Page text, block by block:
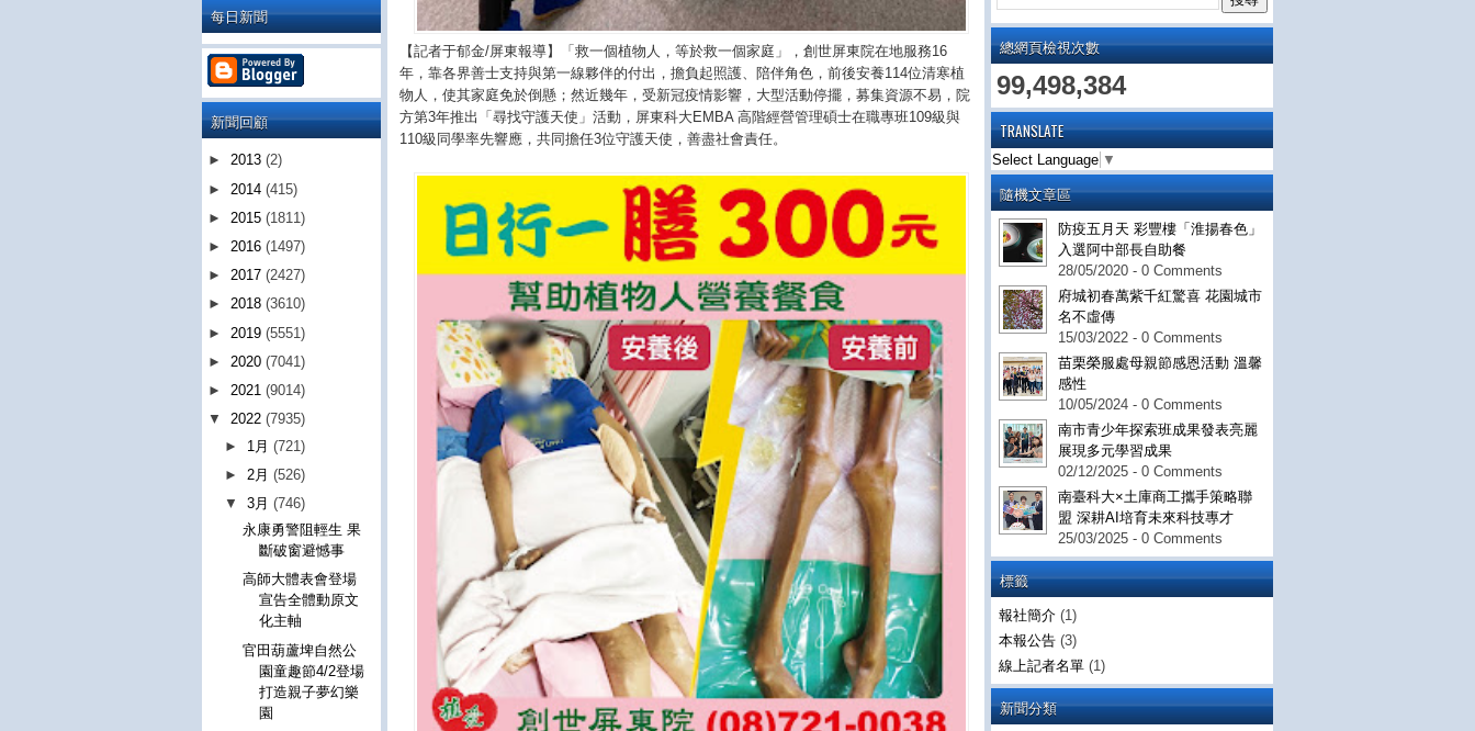
總網頁檢視次數
99,498,384
TRANSLATE
Select Language ▼
隨機文章區
防疫五月天 彩豐樓「淮揚春色」
入選阿中部長自助餐
28/05/2020 - 0 Comments
府城初春萬紫千紅驚喜 花園城市
名不虛傳
15/03/2022 - 0 Comments
苗栗榮服處母親節感恩活動 溫馨
感性
10/05/2024 - 0 Comments
南市青少年探索班成果發表亮麗
展現多元學習成果
02/12/2025 - 0 Comments
南臺科大×土庫商工攜手策略聯
盟 深耕AI培育未來科技專才
25/03/2025 - 0 Comments
標籤
報社簡介 (1)
本報公告 (3)
線上記者名單 (1)
新聞分類
【記者于郁金/屏東報導】「救一個植物人，等於救一個家庭」，創世屏東院在地服務16
年，靠各界善士支持與第一線夥伴的付出，擔負起照護、陪伴角色，前後安養114位清寒植
物人，使其家庭免於倒懸；然近幾年，受新冠疫情影響，大型活動停擺，募集資源不易，院
方第3年推出「尋找守護天使」活動，屏東科大EMBA 高階經營管理碩士在職專班109級與
110級同學率先響應，共同擔任3位守護天使，善盡社會責任。
每日新聞
新聞回顧
► 2013 (2)
► 2014 (415)
► 2015 (1811)
► 2016 (1497)
► 2017 (2427)
► 2018 (3610)
► 2019 (5551)
► 2020 (7041)
► 2021 (9014)
▼ 2022 (7935)
► 1月(721)
► 2月(526)
▼3月(746)
永康勇警阻輕生 果
斷破窗避憾事
高師大體表會登場
宣告全體動原文
化主軸
官田葫蘆埤自然公
園童趣節4/2登場
打造親子夢幻樂
園